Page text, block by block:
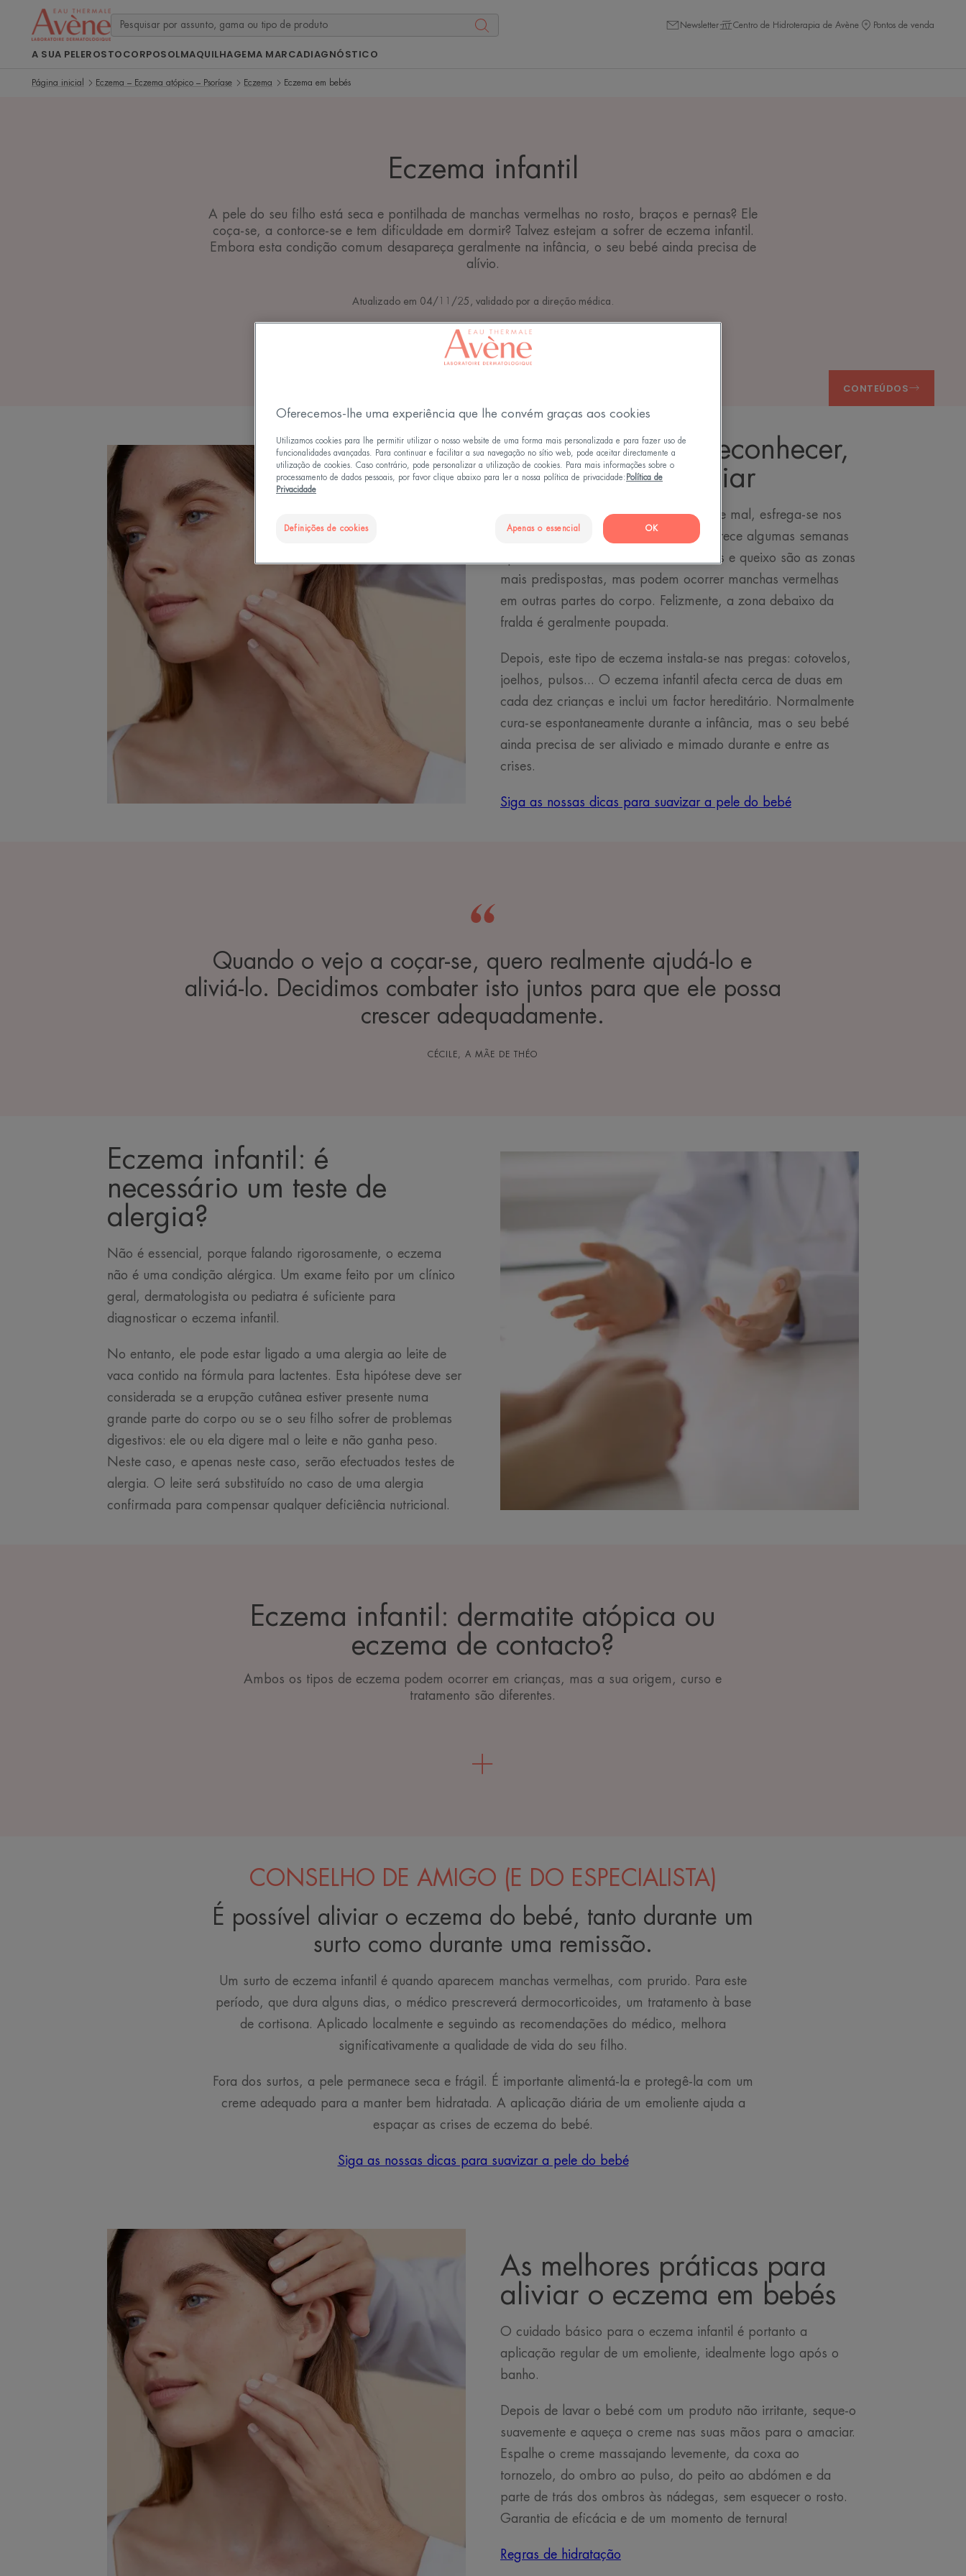
Newsletter Centro de Hidroterapia de Avène Pontos de venda
A SUA PELEROSTOCORPOSOLMAQUILHAGEMA MARCADIAGNÓSTICO
Página inicial Eczema – Eczema atópico – Psoríase Eczema Eczema em bebés
Eczema infantil
A pele do seu filho está seca e pontilhada de manchas vermelhas no rosto, braços e pernas? Ele
coça-se, a contorce-se e tem dificuldade em dormir? Talvez estejam a sofrer de eczema infantil.
Embora esta condição comum desapareça geralmente na infância, o seu bebé ainda precisa de
alívio.
Atualizado em 04/11/25 , validado por a direção médica
Eczema
CONTEÚDOS
Eczema infantil: reconhecer,
compreender, aliviar
O seu bebé está mal-humorado, dorme mal, esfrega-se nos
lençóis, mexe... O eczema infantil aparece algumas semanas
após o nascimento. A testa, bochechas e queixo são as zonas
mais predispostas, mas podem ocorrer manchas vermelhas
em outras partes do corpo. Felizmente, a zona debaixo da
fralda é geralmente poupada.
Depois, este tipo de eczema instala-se nas pregas: cotovelos,
joelhos, pulsos... O eczema infantil afecta cerca de duas em
cada dez crianças e inclui um factor hereditário. Normalmente
cura-se espontaneamente durante a infância, mas o seu bebé
ainda precisa de ser aliviado e mimado durante e entre as
crises.
Siga as nossas dicas para suavizar a pele do bebé
Quando o vejo a coçar-se, quero realmente ajudá-lo e
aliviá-lo. Decidimos combater isto juntos para que ele possa
crescer adequadamente.
CÉCILE, A MÃE DE THÉO
Eczema infantil: é
necessário um teste de
alergia?
Não é essencial, porque falando rigorosamente, o eczema
não é uma condição alérgica. Um exame feito por um clínico
geral, dermatologista ou pediatra é suficiente para
diagnosticar o eczema infantil.
No entanto, ele pode estar ligado a uma alergia ao leite de
vaca contido na fórmula para lactentes. Esta hipótese deve ser
considerada se a erupção cutânea estiver presente numa
grande parte do corpo ou se o seu filho sofrer de problemas
digestivos: ele ou ela digere mal o leite e não ganha peso.
Neste caso, e apenas neste caso, serão efectuados testes de
alergia. O leite será substituído no caso de uma alergia
confirmada para compensar qualquer deficiência nutricional.
Eczema infantil: dermatite atópica ou
eczema de contacto?
Ambos os tipos de eczema podem ocorrer em crianças, mas a sua origem, curso e
tratamento são diferentes.
CONSELHO DE AMIGO (E DO ESPECIALISTA)
É possível aliviar o eczema do bebé, tanto durante um
surto como durante uma remissão.
Um surto de eczema infantil é quando aparecem manchas vermelhas, com prurido. Para este
período, que dura alguns dias, o médico prescreverá dermocorticoides, um tratamento à base
de cortisona. Aplicado localmente e seguindo as recomendações do médico, melhora
significativamente a qualidade de vida do seu filho.
Fora dos surtos, a pele permanece seca e frágil. É importante alimentá-la e protegê-la com um
creme adequado para a manter bem hidratada. A aplicação diária de um emoliente ajuda a
espaçar as crises de eczema do bebé.
Siga as nossas dicas para suavizar a pele do bebé
As melhores práticas para
aliviar o eczema em bebés
O cuidado básico para o eczema infantil é portanto a
aplicação regular de um emoliente, idealmente logo após o
banho.
Depois de lavar o bebé com um produto não irritante, seque-o
suavemente e aqueça o creme nas suas mãos para o amaciar.
Espalhe o creme massajando levemente, da coxa ao
tornozelo, do ombro ao pulso, do peito ao abdómen e da
parte de trás dos ombros às nádegas, sem esquecer o rosto.
Garantia de eficácia e de um momento de ternura!
Regras de hidratação
Oferecemos-lhe uma experiência que lhe convém graças aos cookies
Utilizamos cookies para lhe permitir utilizar o nosso website de uma forma mais personalizada e para fazer uso de
funcionalidades avançadas. Para continuar e facilitar a sua navegação no sítio web, pode aceitar directamente a
utilização de cookies. Caso contrário, pode personalizar a utilização de cookies. Para mais informações sobre o
processamento de dados pessoais, por favor clique abaixo para ler a nossa política de privacidade: Política de
Privacidade
Definições de cookies Apenas o essencial OK